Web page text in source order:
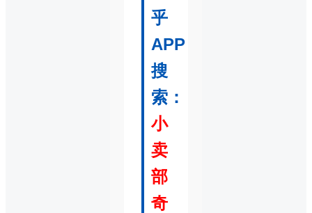
乎
APP
搜
索：
小
卖
部
奇